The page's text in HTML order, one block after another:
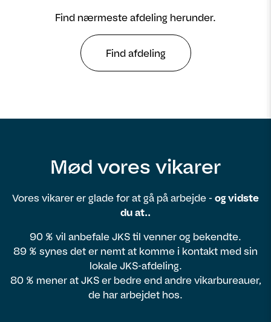
Find nærmeste afdeling herunder.
Find afdeling
Mød vores vikarer
Vores vikarer er glade for at gå på arbejde - og vidste
du at..
90 % vil anbefale JKS til venner og bekendte.
89 % synes det er nemt at komme i kontakt med sin
lokale JKS-afdeling.
80 % mener at JKS er bedre end andre vikarbureauer,
de har arbejdet hos.